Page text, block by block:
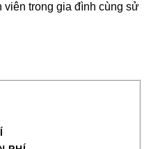
viên trong gia đình cùng sử